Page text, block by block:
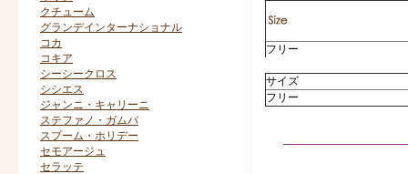
クチューム
グランデインターナショナル
コカ
コキア
シーシークロス
シシエス
ジャンニ・キャリーニ
ステファノ・ガムバ
スプーム・ホリデー
セモアージュ
セラッテ
フリー
サイズ
フリー